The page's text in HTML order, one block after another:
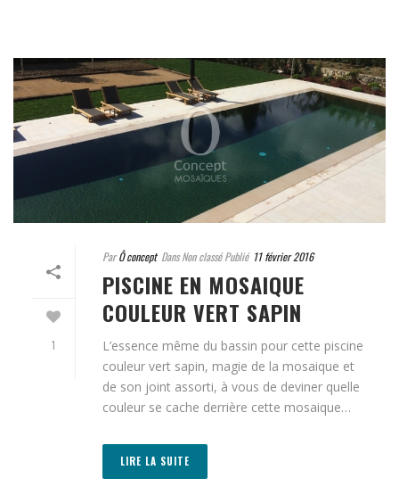
1
ParÔ concept Dans Non classé Publié 11 février 2016
PISCINE EN MOSAIQUE
COULEUR VERT SAPIN
L’essence même du bassin pour cette piscine
couleur vert sapin, magie de la mosaique et
de son joint assorti, à vous de deviner quelle
couleur se cache derrière cette mosaique…
LIRE LA SUITE